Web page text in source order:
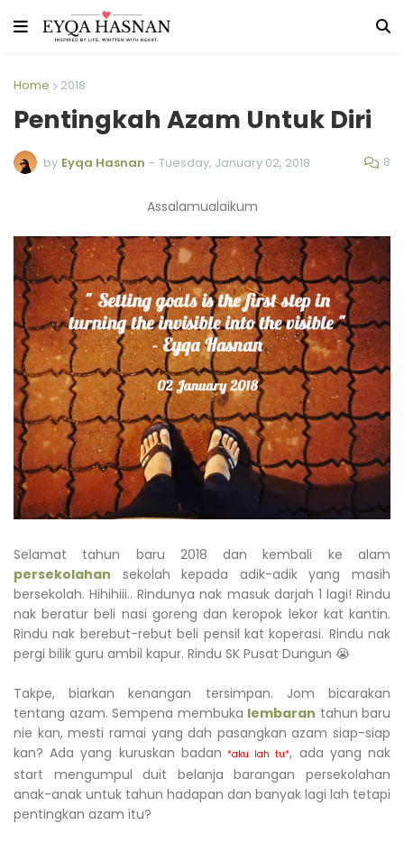
Home 2018
Pentingkah Azam Untuk Diri
by Eyqa Hasnan - Tuesday, January 02, 2018 8
Assalamualaikum
Selamat tahun baru 2018 dan kembali ke alam
persekolahan sekolah kepada adik-adik yang masih
bersekolah. Hihihiii.. Rindunya nak masuk darjah 1 lagi! Rindu
nak beratur beli nasi goreng dan keropok lekor kat kantin.
Rindu nak berebut-rebut beli pensil kat koperasi. Rindu nak
pergi bilik guru ambil kapur. Rindu SK Pusat Dungun 😭
Takpe, biarkan kenangan tersimpan. Jom bicarakan
tentang azam. Sempena membuka lembaran tahun baru
nie kan, mesti ramai yang dah pasangkan azam siap-siap
kan? Ada yang kuruskan badan *aku lah tu*, ada yang nak
start mengumpul duit belanja barangan persekolahan
anak-anak untuk tahun hadapan dan banyak lagi lah tetapi
pentingkan azam itu?